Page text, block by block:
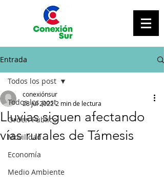
Entrada
Todos los post
Orden Público
Movilidad
Economía
Medio Ambiente
Todos los post
Lluvias siguen afectando
vías rurales de Támesis
conexiónsur
28 jul 2022 2 min de lectura